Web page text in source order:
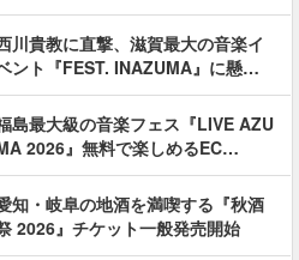
川貴教に直撃、滋賀最大の音楽イ
ント『FEST. INAZUMA』に懸…
島最大級の音楽フェス『LIVE AZU
2026』無料で楽しめるEC…
知・岐阜の地酒を満喫する『秋酒
2026』チケット一般発売開始